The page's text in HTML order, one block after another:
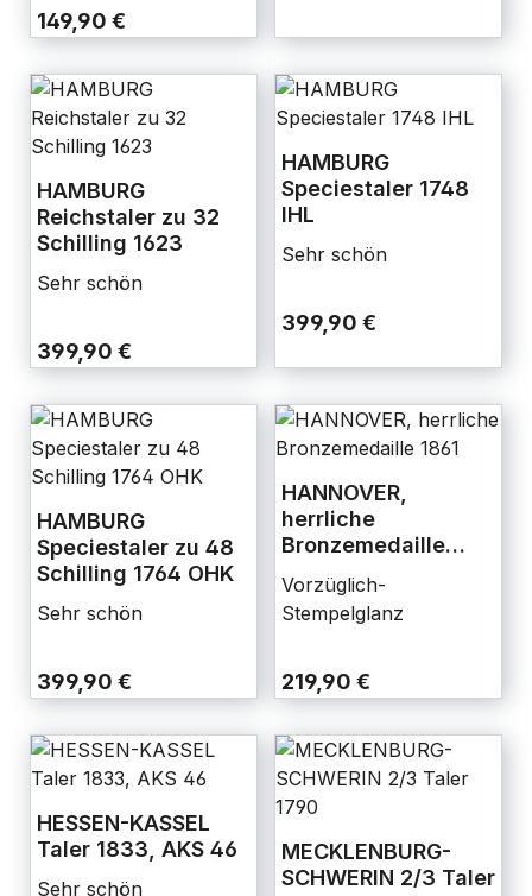
149,90 €
HAMBURG
Reichstaler zu 32
Schilling 1623
Sehr schön
399,90 €
HAMBURG
Speciestaler 1748
IHL
Sehr schön
399,90 €
HAMBURG
Speciestaler zu 48
Schilling 1764 OHK
Sehr schön
399,90 €
HANNOVER,
herrliche
Bronzemedaille
Vorzüglich-
Stempelglanz
219,90 €
HESSEN-KASSEL
Taler 1833, AKS 46
Sehr schön
MECKLENBURG-
SCHWERIN 2/3 Taler